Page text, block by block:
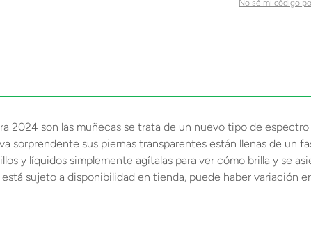
No sé mi código
2024 son las muñecas se trata de un nuevo tipo de
sorprendente sus piernas transparentes están llenas de un
y líquidos simplemente agítalas para ver cómo brilla y se
sujeto a disponibilidad en tienda, puede haber variación